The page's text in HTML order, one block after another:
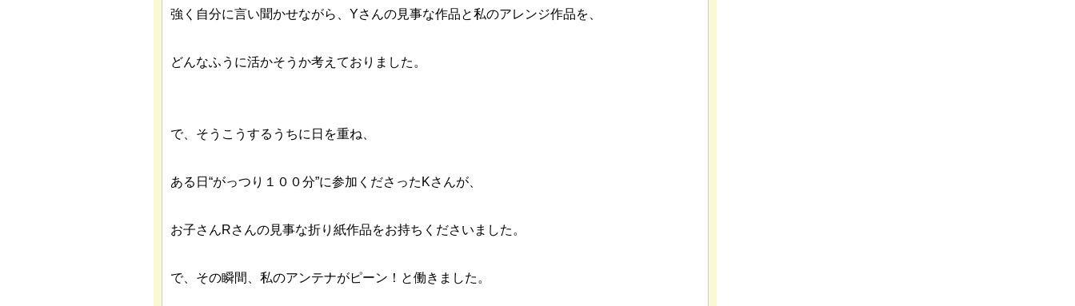
強く自分に言い聞かせながら、Yさんの見事な作品と私のアレンジ作品を、
どんなふうに活かそうか考えておりました。
で、そうこうするうちに日を重ね、
ある日“がっつり１００分”に参加くださったKさんが、
お子さんRさんの見事な折り紙作品をお持ちくださいました。
で、その瞬間、私のアンテナがピーン！と働きました。